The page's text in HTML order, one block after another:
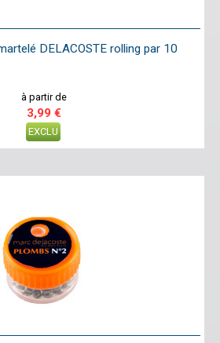
DELACOSTE rolling par 10
à partir de
3,99 €
EXCLU